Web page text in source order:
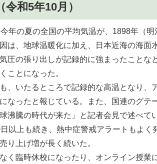
和5年10月）
年の夏の全国の平均気温が、1898年（
は、地球温暖化に加え、日本近海の海面
圧の張り出しが記録的に強まったことな
ことになった。
、いたるところで記録的な高温となり、
なったと報じている。また、国連のグテ
沸騰の時代が来た」と記者会見で述べて
以上も続き、熱中症警戒アラートもよく
り上げ増が長く続いた。
く臨時休校になったり、オンライン授業